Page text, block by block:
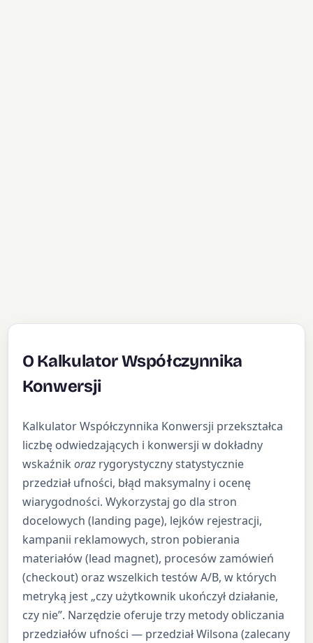
O Kalkulator Współczynnika
Konwersji
Kalkulator Współczynnika Konwersji przekształca
liczbę odwiedzających i konwersji w dokładny
wskaźnikoraz rygorystyczny statystycznie
przedział ufności, błąd maksymalny i ocenę
wiarygodności. Wykorzystaj go dla stron
docelowych (landing page), lejków rejestracji,
kampanii reklamowych, stron pobierania
materiałów (lead magnet), procesów zamówień
(checkout) oraz wszelkich testów A/B, w których
metryką jest „czy użytkownik ukończył działanie,
czy nie”. Narzędzie oferuje trzy metody obliczania
przedziałów ufności — przedział Wilsona (zalecany